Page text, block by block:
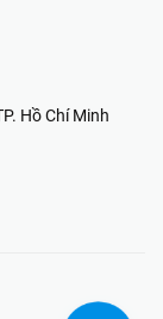
Hồ Chí Minh